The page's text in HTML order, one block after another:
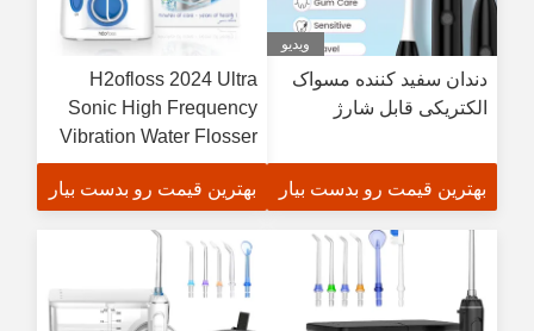
ویدیو
دندان سفید کننده مسواک
الکتریکی قابل شارژ
بهترین قیمت رو بدست بیار
H2ofloss 2024 Ultra
Sonic High Frequency
Vibration Water Flosser
with 1 Year Warranty and
800ml Tank
بهترین قیمت رو بدست بیار